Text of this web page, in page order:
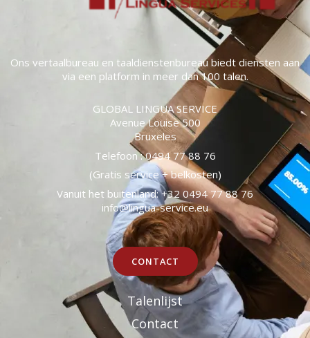
Ons vertaalbureau en taaldienstenbureau biedt diensten aan
via een platform in meer dan 100 talen.
GLOBAL LINGUA SERVICE
Avenue Louise 500
Bruxeles
Telefoon : 0494 77 88 76
(Gratis service + belkosten)
Vanuit het buitenland: +32 0494 77 88 76
info@lingua-service.eu
CONTACT
Talenlijst
Contact